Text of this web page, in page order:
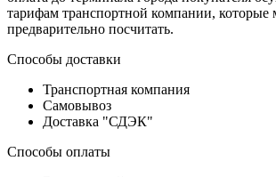
тарифам транспортной компании, которые
предварительно посчитать.
Способы доставки
Транспортная компания
Самовывоз
Доставка "СДЭК"
Способы оплаты